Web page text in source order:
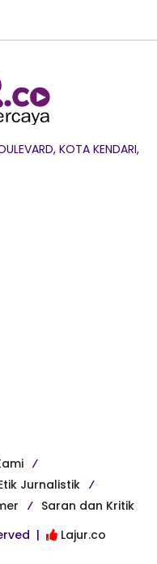
KOTA KENDARI,
Jurnalistik
Saran dan Kritik
|
Lajur.co